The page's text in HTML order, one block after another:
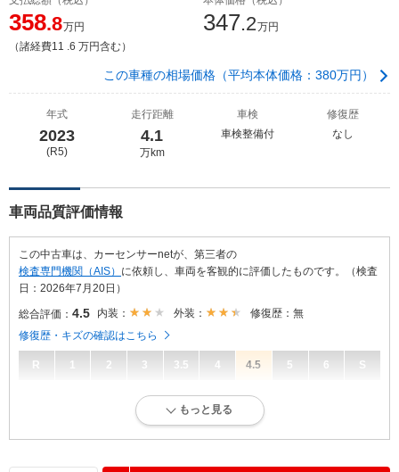
358.8万円
（諸経費11 .6 万円含む）
347.2万円
この車種の相場価格（平均本体価格：380万円）
年式
2023
(R5)
走行距離
4.1
万km
車検
車検整備付
修復歴
なし
車両品質評価情報
この中古車は、カーセンサーnetが、第三者の
検査専門機関（AIS） に依頼し、車両を客観的に評価したものです。（検査
日：2026年7月20日）
総合評価： 4.5 内装： 外装：
修復歴：無
修復歴・キズの確認はこちら
R 1 2 3 3.5 4 4.5 5 6 S
内外装に目立たない軽微なキズ、ヘコミが少し認められますが、良好な
もっと見る